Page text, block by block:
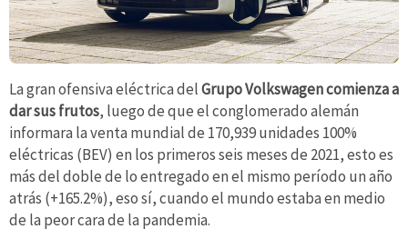
La gran ofensiva eléctrica delGrupo Volkswagen comienza a
dar sus frutos, luego de que el conglomerado alemán
informara la venta mundial de 170,939 unidades 100%
eléctricas (BEV) en los primeros seis meses de 2021, esto es
más del doble de lo entregado en el mismo período un año
atrás (+165.2%), eso sí, cuando el mundo estaba en medio
de la peor cara de la pandemia.